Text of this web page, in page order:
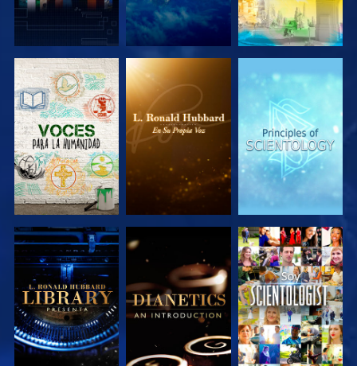
EXPLORA LAS
SERIES
EXPLORA LAS
SERIES
EXPLORA LAS
SERIES
EXPLORA LAS
SERIES
EXPLORA LAS
SERIES
VE